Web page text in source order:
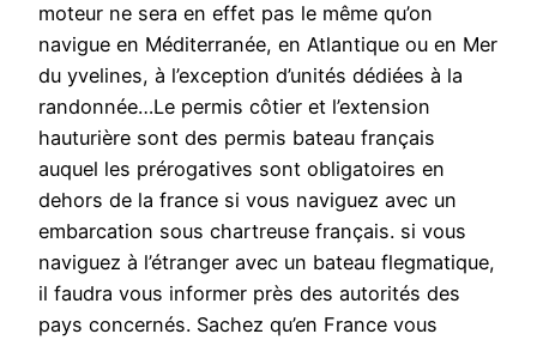
moteur ne sera en effet pas le même qu’on
navigue en Méditerranée, en Atlantique ou en Mer
du yvelines, à l’exception d’unités dédiées à la
randonnée…Le permis côtier et l’extension
hauturière sont des permis bateau français
auquel les prérogatives sont obligatoires en
dehors de la france si vous naviguez avec un
embarcation sous chartreuse français. si vous
naviguez à l’étranger avec un bateau flegmatique,
il faudra vous informer près des autorités des
pays concernés. Sachez qu’en France vous